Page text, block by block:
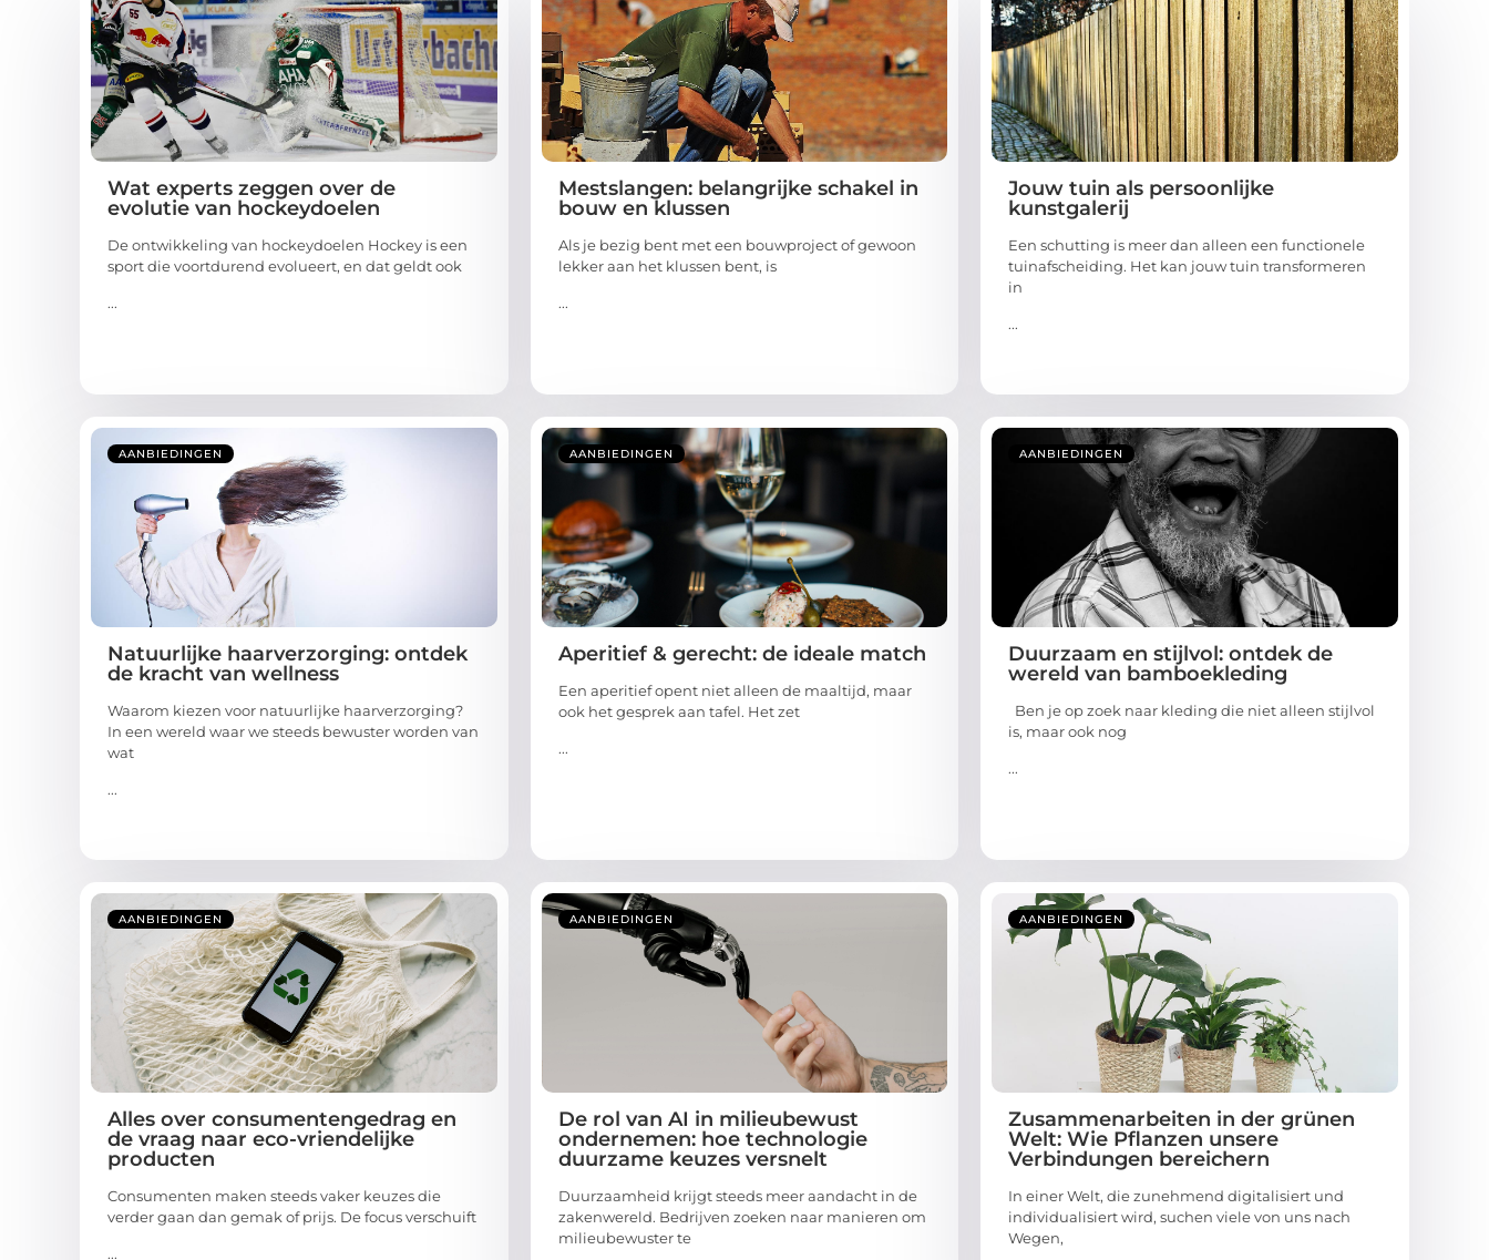
Wat experts zeggen over de
evolutie van hockeydoelen
De ontwikkeling van hockeydoelen Hockey is een
sport die voortdurend evolueert, en dat geldt ook
...
Mestslangen: belangrijke schakel in
bouw en klussen
Als je bezig bent met een bouwproject of gewoon
lekker aan het klussen bent, is
...
Jouw tuin als persoonlijke
kunstgalerij
Een schutting is meer dan alleen een functionele
tuinafscheiding. Het kan jouw tuin transformeren
in
...
AANBIEDINGEN
Natuurlijke haarverzorging: ontdek
de kracht van wellness
Waarom kiezen voor natuurlijke haarverzorging?
In een wereld waar we steeds bewuster worden van
wat
...
AANBIEDINGEN
Aperitief & gerecht: de ideale match
Een aperitief opent niet alleen de maaltijd, maar
ook het gesprek aan tafel. Het zet
...
AANBIEDINGEN
Duurzaam en stijlvol: ontdek de
wereld van bamboekleding
Ben je op zoek naar kleding die niet alleen stijlvol
is, maar ook nog
...
AANBIEDINGEN
Alles over consumentengedrag en
de vraag naar eco-vriendelijke
producten
Consumenten maken steeds vaker keuzes die
verder gaan dan gemak of prijs. De focus verschuift
...
AANBIEDINGEN
De rol van AI in milieubewust
ondernemen: hoe technologie
duurzame keuzes versnelt
Duurzaamheid krijgt steeds meer aandacht in de
zakenwereld. Bedrijven zoeken naar manieren om
milieubewuster te
AANBIEDINGEN
Zusammenarbeiten in der grünen
Welt: Wie Pflanzen unsere
Verbindungen bereichern
In einer Welt, die zunehmend digitalisiert und
individualisiert wird, suchen viele von uns nach
Wegen,